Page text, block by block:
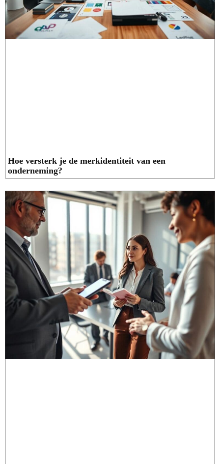
Hoe versterk je de merkidentiteit van een
onderneming?